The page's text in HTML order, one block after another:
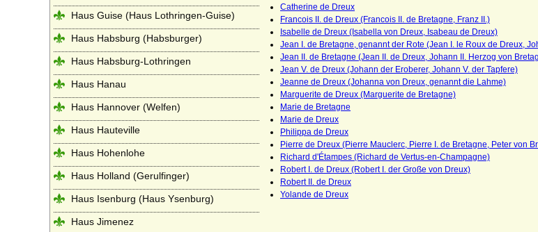
Catherine de Dreux
Francois II. de Dreux (Francois II. de Bretagne, Franz II.)
Isabelle de Dreux (Isabella von Dreux, Isabeau de Dreux)
Jean I. de Bretagne, genannt der Rote (Jean I. le Roux de Dreux,
Jean II. de Bretagne (Jean II. de Dreux, Johann II. Herzog von
Jean V. de Dreux (Johann der Eroberer, Johann V. der Tapfere)
Jeanne de Dreux (Johanna von Dreux, genannt die Lahme)
Marguerite de Dreux (Marguerite de Bretagne)
Marie de Bretagne
Marie de Dreux
Philippa de Dreux
Pierre de Dreux (Pierre Mauclerc, Pierre I. de Bretagne, Peter von
Richard d'Étampes (Richard de Vertus-en-Champagne)
Robert I. de Dreux (Robert I. der Große von Dreux)
Robert II. de Dreux
Yolande de Dreux
Haus Guise (Haus Lothringen-Guise)
Haus Habsburg (Habsburger)
Haus Habsburg-Lothringen
Haus Hanau
Haus Hannover (Welfen)
Haus Hauteville
Haus Hohenlohe
Haus Holland (Gerulfinger)
Haus Isenburg (Haus Ysenburg)
Haus Jimenez